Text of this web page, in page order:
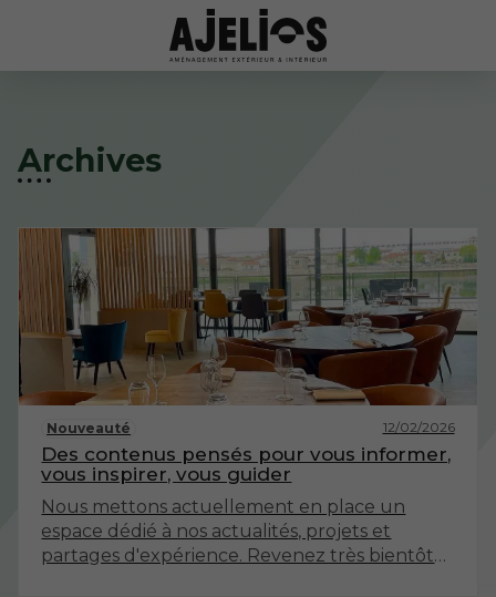
Archives
Nouveauté 12/02/2026
Des contenus pensés pour vous informer,
vous inspirer, vous guider
Nous mettons actuellement en place un
espace dédié à nos actualités, projets et
partages d'expérience. Revenez très bientôt